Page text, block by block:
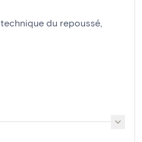
technique du repoussé,